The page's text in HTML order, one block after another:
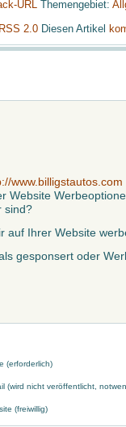
URL Themengebiet:
RSS 2.0 Diesen Artikel
www.billigstautos.com
Website
sind?
auf Ihrer Website
gesponsert oder
(erforderlich)
(wird nicht veröffentlicht,
(freiwillig)